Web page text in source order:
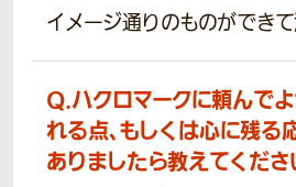
イメージ通りのものができて
Q.ハクロマークに頼んで
れる点、もしくは心に残る
ありましたら教えてくださ